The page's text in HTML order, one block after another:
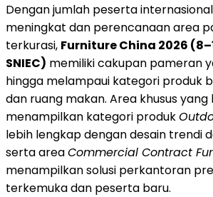
Dengan jumlah peserta
meningkat dan perencanaan area
terkurasi, Furniture China 2026
SNIEC) memiliki cakupan pameran
hingga melampaui kategori produk
dan ruang makan. Area khusus
menampilkan kategori produk
lebih lengkap dengan desain trendi
serta areaCommercial Contract
menampilkan solusi perkantoran
terkemuka dan peserta baru.